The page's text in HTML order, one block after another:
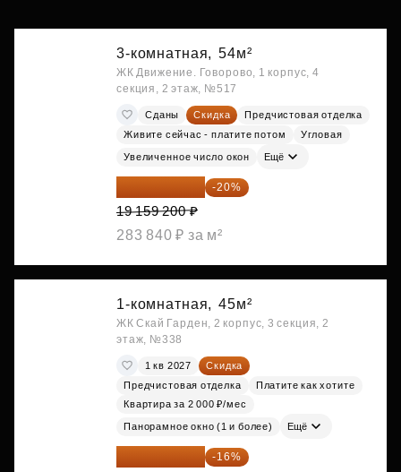
3-комнатная, 54м²
ЖК Движение. Говорово, 1 корпус, 4
секция, 2 этаж, №517
Сданы Скидка
Предчистовая отделка
Живите сейчас - платите потом
Угловая
Увеличенное число окон Ещё
15 327 360 ₽ -20%
19 159 200 ₽
283 840 ₽ за м²
1-комнатная, 45м²
ЖК Скай Гарден, 2 корпус, 3 секция, 2
этаж, №338
1 кв 2027
Скидка
Предчистовая отделка
Платите как хотите
Квартира за 2 000 ₽/мес
Панорамное окно (1 и более) Ещё
20 260 800 ₽ -16%